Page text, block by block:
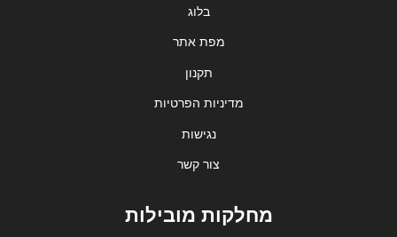
בלוג
מפת אתר
תקנון
מדיניות הפרטיות
נגישות
צור קשר
מחלקות מובילות